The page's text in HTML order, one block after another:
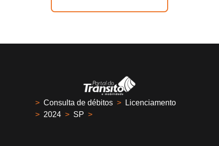
> Consulta de débitos >
Licenciamento
> 2024 > SP >